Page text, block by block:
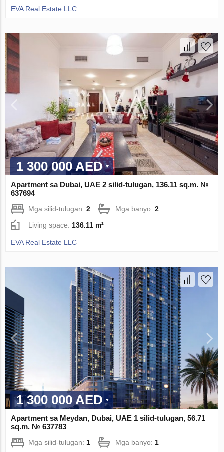
EVA Real Estate LLC
1 300 000 AED
Apartment sa Dubai, UAE 2 silid-tulugan, 136.11 sq.m. №
637694
Mga silid-tulugan:2 Mga banyo:2
Living space: 136.11 m²
EVA Real Estate LLC
1 300 000 AED
Apartment sa Meydan, Dubai, UAE 1 silid-tulugan, 56.71
sq.m. № 637783
Mga silid-tulugan: 1 Mga banyo: 1